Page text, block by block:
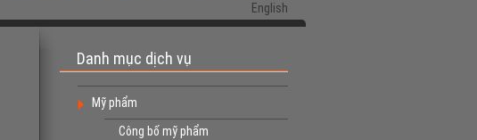
English
Danh mục dịch vụ
Mỹ phẩm
Công bố mỹ phẩm